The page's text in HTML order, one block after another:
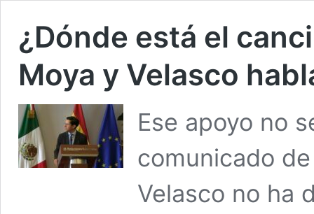
¿Dónde está el
Moya y Velasco
Ese apoyo no
comunicado
Velasco no ha